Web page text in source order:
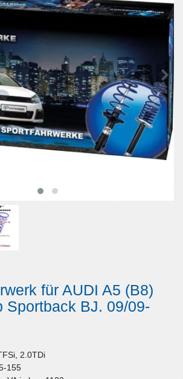
für AUDI A5 (B8)
Sportback BJ. 09/09-
2.0TDi
155